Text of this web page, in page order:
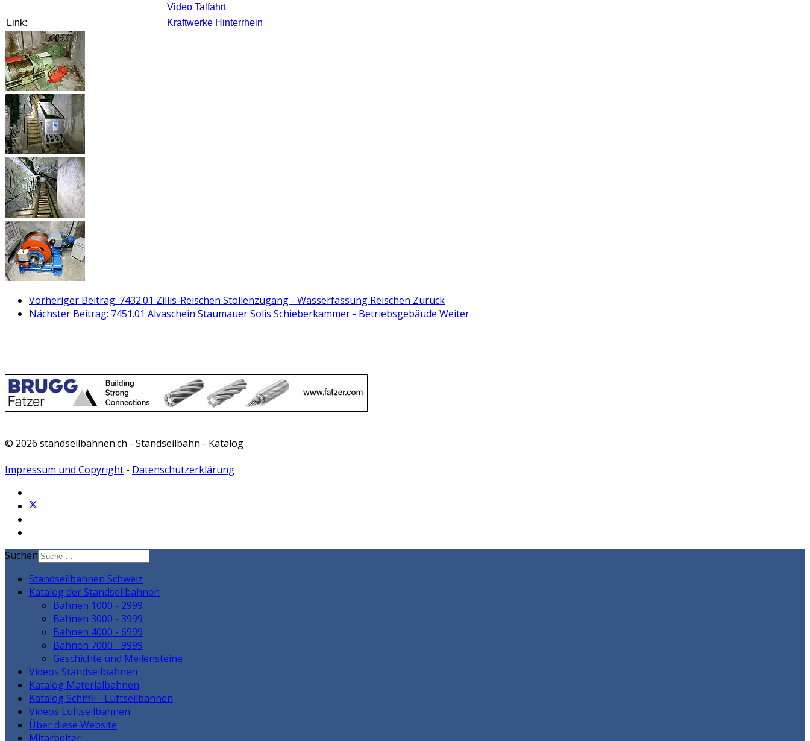
Video Talfahrt
Link:
Kraftwerke Hinterrhein
Vorheriger Beitrag: 7432.01 Zillis-Reischen Stollenzugang - Wasserfassung Reischen Zurück
Nächster Beitrag: 7451.01 Alvaschein Staumauer Solis Schieberkammer - Betriebsgebäude Weiter
© 2026 standseilbahnen.ch - Standseilbahn - Katalog
Impressum und Copyright - Datenschutzerklärung
Suchen
Standseilbahnen Schweiz
Katalog der Standseilbahnen
Bahnen 1000 - 2999
Bahnen 3000 - 3999
Bahnen 4000 - 6999
Bahnen 7000 - 9999
Geschichte und Meilensteine
Videos Standseilbahnen
Katalog Materialbahnen
Katalog Schiffli - Luftseilbahnen
Videos Luftseilbahnen
Über diese Website
Mitarbeiter